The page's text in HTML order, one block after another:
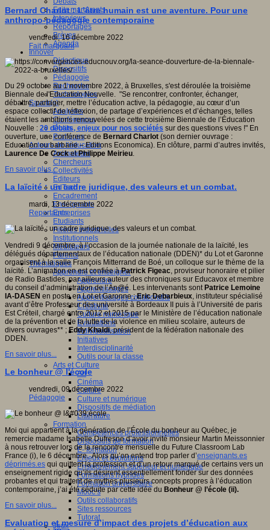
Faits marquants
Interviews
Reportages
Brèves
Agenda
Innover
Didactique
Dispositifs
Pédagogie
Recherche
Technologies
Savoir(s)
Analyses
Conférences
Outils
Pratiques
Acteurs de l'éducation
Animateurs
Chercheurs
Collectivités
Editeurs
EdTech
Encadrement
Enseignants
Entreprises
Etudiants
Filières industrielles
Institutionnels
Médiateurs
Parents
Thématiques
Apprendre et enseigner
Apprendre
Apprentissages
Apprentissages collaboratifs
Créativité
Culture numérique
Evaluations
Individualisation
Initiatives
Interdisciplinarité
Outils pour la classe
Arts et Culture
Art
Cinéma
Culture
Culture et numérique
Dispositifs de médiation
Littérature
Formation
Compétences professionnelles
Dispositifs de formation
E- formation
Enjeux et évolutions
Enseignement supérieur et numérique
Formations hybrides
Formation universitaire
Mooc’s
Outils collaboratifs
Sites ressources
Tutorat
Jeux
Bernard Charlot : L’être humain est une aventure. Pour une
anthropo-pédagogie contemporaine
vendredi, 16 décembre 2022
Fait marquant
Du 29 octobre au 1 novembre 2022, à Bruxelles, s'est déroulée la troisième
Biennale de l'Education Nouvelle. "Se rencontrer, confronter, échanger,
débattre, partager, mettre l’éducation active, la pédagogie, au cœur d’un
espace collectif de réflexion, de partage d’expériences et d’échanges, telles
étaient les ambitions renouvelées de cette troisième Biennale de l’Éducation
Nouvelle : 20 débats, enjeux pour nos sociétés sur des questions vives !" En
ouverture, une conférence de Bernard Charlot (son dernier ouvrage :
Education ou barbarie – Editions Economica). En clôture, parmi d’autres invités,
Laurence De CocketPhilippe Meirieu.
En savoir plus...
La laïcité : un cadre juridique, des valeurs et un combat.
mardi, 13 décembre 2022
Reportages
Vendredi 9 décembre, à l’occasion de la journée nationale de la laïcité, les
délégués départementaux de l’éducation nationale (DDEN)* du Lot et Garonne
organisent à la salle François Mitterrand de Boé, un colloque sur le thème de la
laïcité. L’animation en est confiée àPatrick Figeac, proviseur honoraire et pilier
de Radio Bastides, par ailleurs auteur des chroniques sur Educavox et membre
du conseil d’administration de l’An@é. Les intervenants sont Patrice Lemoine
IA-DASEN en poste en Lot et Garonne ;Eric Debarbieux, instituteur spécialisé
avant d’être Professeur des université à Bordeaux II puis à l’Université de paris
Est Créteil, chargé entre 2012 et 2015 par le Ministère de l’éducation nationale
de la prévention et de la lutte de la violence en milieu scolaire, auteurs de
divers ouvrages** ; Eddy Khaldi, président de la fédération nationale des
DDEN.
En savoir plus...
Le bonheur @ l'école
vendredi, 09 décembre 2022
Pédagogie
Moi qui appartient à la génération de l’École du bonheur au Québec, je
remercie madame Isabelle Dufresne d’avoir invité monsieur Martin Meissonnier
à nous retrouver lors de la rencontre mensuelle du Future Classroom Lab
France (i), le 6 décembre. Alors qu’on entend trop parler d’enseignants.es
déprimés.es qui quittent la profession et d’un retour marqué de certains vers un
enseignement rigide qu’ils désirent essentiellement fonder sur des données
probantes et qui traitent de mythes plusieurs concepts propres à l’éducation
contemporaine, j’ai été séduite par cette idée du Bonheur @ l’école (ii).
En savoir plus...
Evaluation et mesure d’impact des projets d’éducation aux